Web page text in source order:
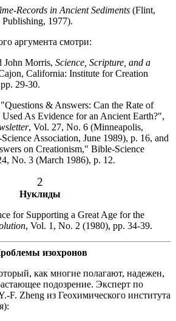
Records in Ancient Sediments (Flint,
1977).
аргумента смотри:
John Morris, Science, Scripture, and a
California: Institute for Creation
29-30.
& Answers: Can the Rate of
As Evidence for an Ancient Earth?",
, Vol. 27, No. 6 (Minneapolis,
Association, June 1989), p. 16, and
on Creationism," Bible-Science
No. 3 (March 1986), p. 12.
2
Нуклиды
for Supporting a Great Age for the
, Vol. 1, No. 2 (1980), pp. 34-39.
изохронов
как многие полагают, надежен,
подозрение. Эксперт по
F. Zheng из Геохимического института